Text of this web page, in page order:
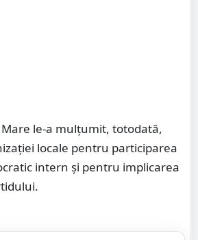
Mare le-a mulțumit, totodată,
locale pentru participarea
intern și pentru implicarea